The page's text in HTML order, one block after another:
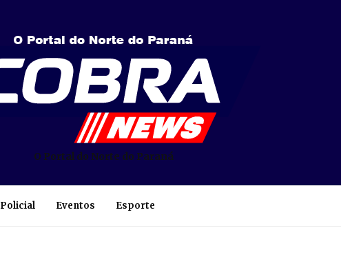
O Portal do Norte do Paraná
Policial Eventos Esporte